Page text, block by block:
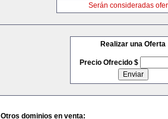
Serán consideradas
Realizar una Oferta
Precio Ofrecido $
Otros dominios en venta: